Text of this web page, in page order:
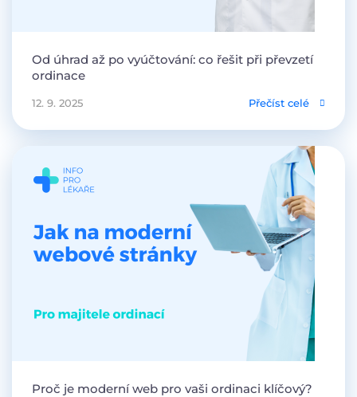
Od úhrad až po vyúčtování: co řešit při převzetí
ordinace
12. 9. 2025 Přečíst celé
Proč je moderní web pro vaši ordinaci klíčový?